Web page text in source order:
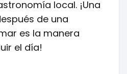
local. ¡Una
de una
es la manera
el día!